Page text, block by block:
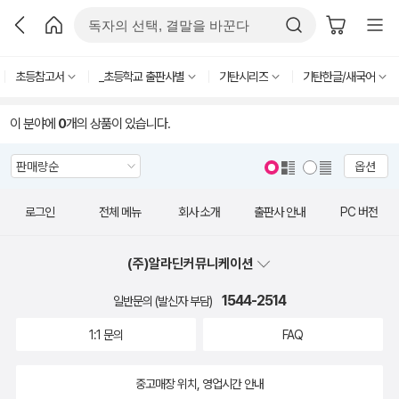
초등참고서 _초등학교 출판사별 기탄시리즈 기탄한글/새국어
이 분야에 0개의 상품이 있습니다.
옵션
로그인 전체 메뉴 회사 소개 출판사 안내 PC 버전
(주)알라딘커뮤니케이션
일반문의 (발신자 부담) 1544-2514
1:1 문의 FAQ
중고매장 위치, 영업시간 안내